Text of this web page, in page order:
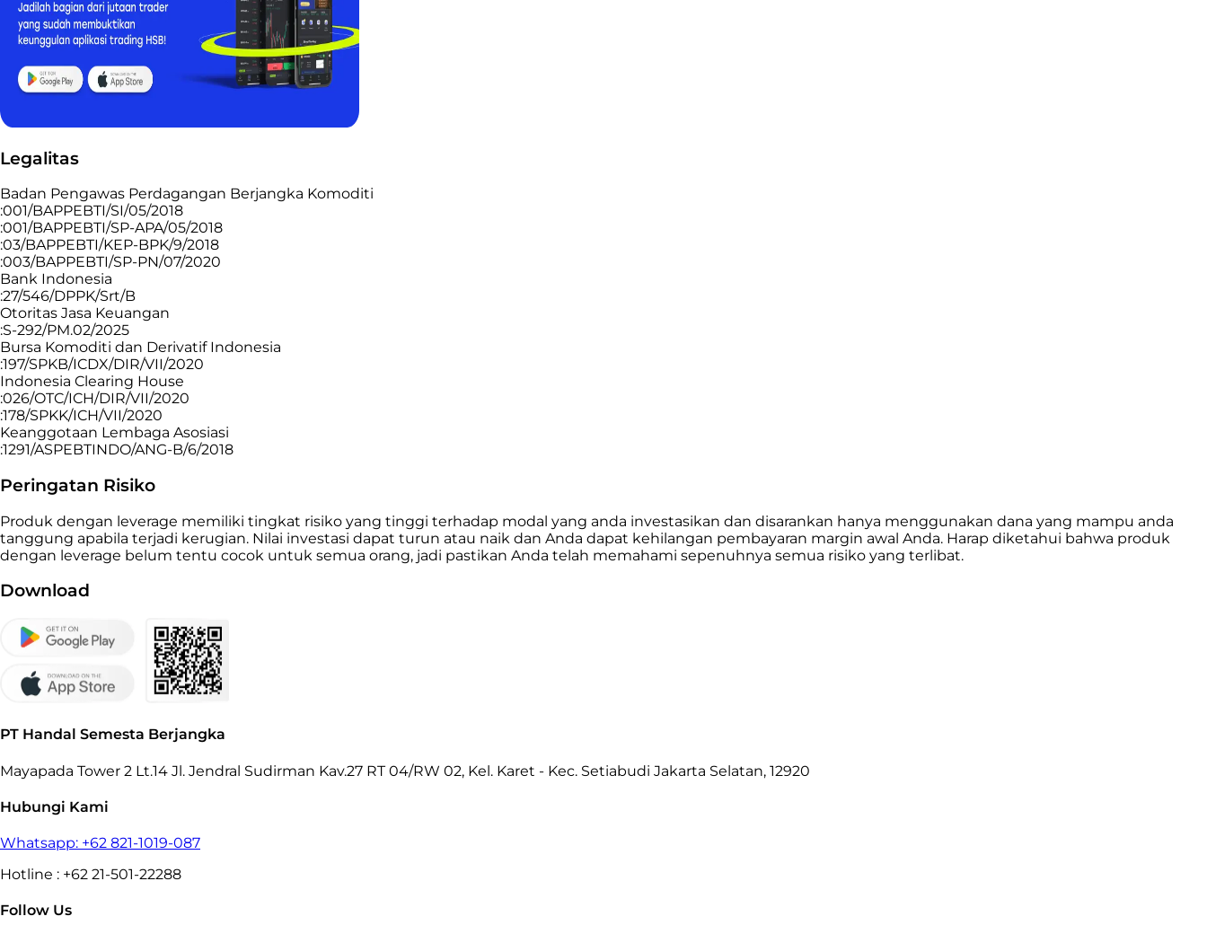
Legalitas
Badan Pengawas Perdagangan Berjangka Komoditi
:001/BAPPEBTI/SI/05/2018
:001/BAPPEBTI/SP-APA/05/2018
:03/BAPPEBTI/KEP-BPK/9/2018
:003/BAPPEBTI/SP-PN/07/2020
Bank Indonesia
:27/546/DPPK/Srt/B
Otoritas Jasa Keuangan
:S-292/PM.02/2025
Bursa Komoditi dan Derivatif Indonesia
:197/SPKB/ICDX/DIR/VII/2020
Indonesia Clearing House
:026/OTC/ICH/DIR/VII/2020
:178/SPKK/ICH/VII/2020
Keanggotaan Lembaga Asosiasi
:1291/ASPEBTINDO/ANG-B/6/2018
Peringatan Risiko
Produk dengan leverage memiliki tingkat risiko yang tinggi terhadap modal yang anda investasikan dan disarankan hanya menggunakan dana yang mampu anda
tanggung apabila terjadi kerugian. Nilai investasi dapat turun atau naik dan Anda dapat kehilangan pembayaran margin awal Anda. Harap diketahui bahwa produk
dengan leverage belum tentu cocok untuk semua orang, jadi pastikan Anda telah memahami sepenuhnya semua risiko yang terlibat.
Download
PT Handal Semesta Berjangka
Mayapada Tower 2 Lt.14 Jl. Jendral Sudirman Kav.27 RT 04/RW 02, Kel. Karet - Kec. Setiabudi Jakarta Selatan, 12920
Hubungi Kami
Whatsapp: +62 821-1019-087
Hotline : +62 21-501-22288
Follow Us